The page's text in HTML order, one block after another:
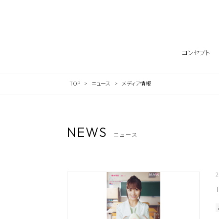
コンセプト
TOP ニュース メディア情報
NEWS ニュース